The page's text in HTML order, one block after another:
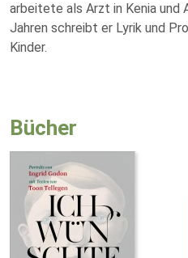
arbeitete als Arzt in Kenia und
Jahren schreibt er Lyrik und
Kinder.
Bücher